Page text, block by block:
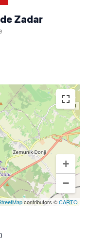
Zadar
+
−
contributors ©CARTO